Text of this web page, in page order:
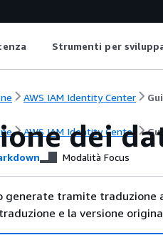
Strumenti per
AWS IAM Identity Center
AWS IAM Identity Center
dei
Modalità Focus
generate tramite
e la versione